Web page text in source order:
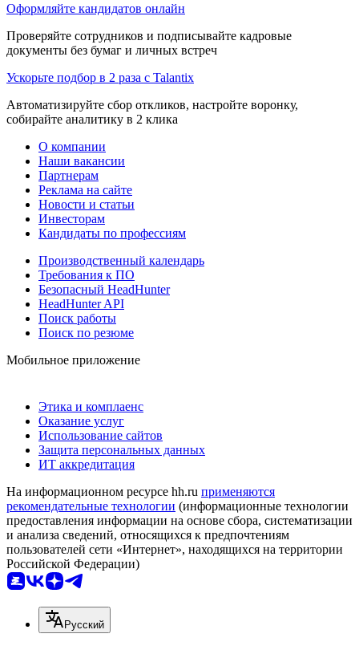
Оформляйте кандидатов онлайн
Проверяйте сотрудников и подписывайте кадровые
документы без бумаг и личных встреч
Ускорьте подбор в 2 раза с Talantix
Автоматизируйте сбор откликов, настройте воронку,
собирайте аналитику в 2 клика
О компании
Наши вакансии
Партнерам
Реклама на сайте
Новости и статьи
Инвесторам
Кандидаты по профессиям
Производственный календарь
Требования к ПО
Безопасный HeadHunter
HeadHunter API
Поиск работы
Поиск по резюме
Мобильное приложение
Этика и комплаенс
Оказание услуг
Использование сайтов
Защита персональных данных
ИТ аккредитация
На информационном ресурсе hh.ru применяются
рекомендательные технологии (информационные технологии
предоставления информации на основе сбора, систематизации
и анализа сведений, относящихся к предпочтениям
пользователей сети «Интернет», находящихся на территории
Российской Федерации)
Русский